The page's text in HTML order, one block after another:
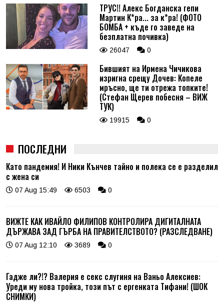
ТРУС!! Алекс Богданска гепи
Мартин К*ра... за к*ра! (ФОТО
БОМБА + къде го заведе на
безплатна почивка)
26047 0
Бившият на Ирмена Чичикова
изригна срещу Дочев: Копеле
мръсно, ще ти отрежа топките!
(Стефан Щерев побесня – ВИЖ
ТУК)
19915 0
ПОСЛЕДНИ
Като пандемия! И Ники Кънчев тайно и полека се е разделил
с жена си
07 Aug 15:49 6503 0
ВИЖТЕ КАК ИВАЙЛО ФИЛИПОВ КОНТРОЛИРА ДИГИТАЛНАТА
ДЪРЖАВА ЗАД ГЪРБА НА ПРАВИТЕЛСТВОТО? (РАЗСЛЕДВАНЕ)
07 Aug 12:10 3689 0
Гадже ли?!? Валерия е секс слугиня на Ваньо Алексиев:
Уреди му нова тройка, този път с ергенката Тифани! (ШОК
СНИМКИ)